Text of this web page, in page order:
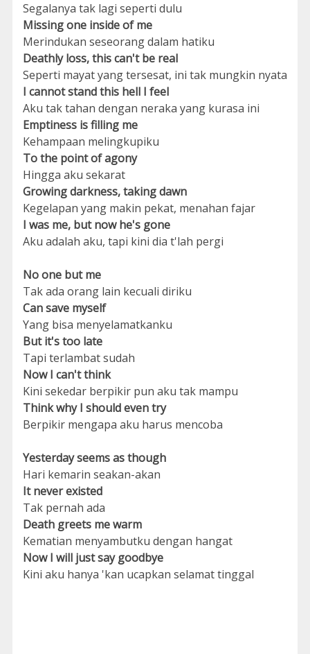
Segalanya tak lagi seperti dulu
Missing one inside of me
Merindukan seseorang dalam hatiku
Deathly loss, this can't be real
Seperti mayat yang tersesat, ini tak mungkin nyata
I cannot stand this hell I feel
Aku tak tahan dengan neraka yang kurasa ini
Emptiness is filling me
Kehampaan melingkupiku
To the point of agony
Hingga aku sekarat
Growing darkness, taking dawn
Kegelapan yang makin pekat, menahan fajar
I was me, but now he's gone
Aku adalah aku, tapi kini dia t'lah pergi
No one but me
Tak ada orang lain kecuali diriku
Can save myself
Yang bisa menyelamatkanku
But it's too late
Tapi terlambat sudah
Now I can't think
Kini sekedar berpikir pun aku tak mampu
Think why I should even try
Berpikir mengapa aku harus mencoba
Yesterday seems as though
Hari kemarin seakan-akan
It never existed
Tak pernah ada
Death greets me warm
Kematian menyambutku dengan hangat
Now I will just say goodbye
Kini aku hanya 'kan ucapkan selamat tinggal